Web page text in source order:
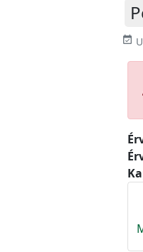
event_available